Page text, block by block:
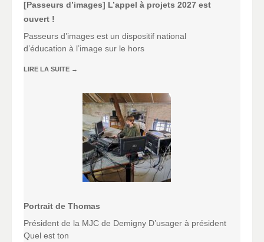
[Passeurs d’images] L’appel à projets 2027 est
ouvert !
Passeurs d’images est un dispositif national
d’éducation à l’image sur le hors
LIRE LA SUITE →
Portrait de Thomas
Président de la MJC de Demigny D’usager à président
Quel est ton